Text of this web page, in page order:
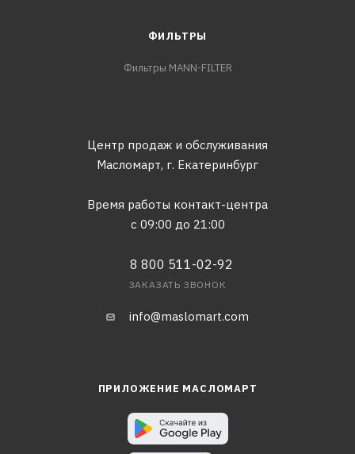
ФИЛЬТРЫ
Фильтры MANN-FILTER
Центр продаж и обслуживания
Масломарт, г. Екатеринбург
Время работы контакт-центра
с 09:00 до 21:00
8 800 511-02-92
ЗАКАЗАТЬ ЗВОНОК
info@maslomart.com
ПРИЛОЖЕНИЕ МАСЛОМАРТ